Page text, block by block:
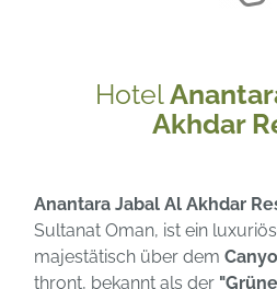
Hotel
Akhdar
Anantara Jabal Al Akhdar
Sultanat Oman, ist ein
majestätisch über dem
thront, bekannt als der